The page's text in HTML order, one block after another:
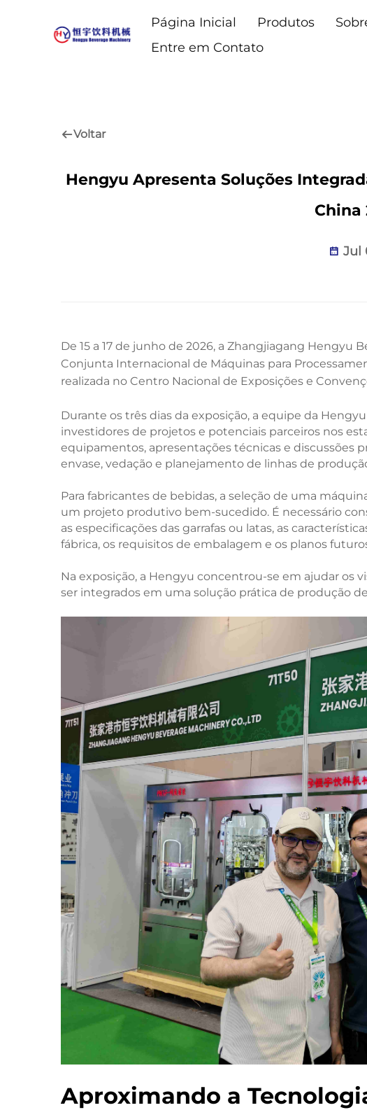
Página Inicial Produtos
Entre em Contato
Voltar
Hengyu Apresenta Soluções
China
Jul
De 15 a 17 de junho de 2026, a Zhangjiagang Hengyu
Conjunta Internacional de Máquinas para
realizada no Centro Nacional de Exposições e
Durante os três dias da exposição, a equipe da
investidores de projetos e potenciais parceiros nos
equipamentos, apresentações técnicas e discussões
envase, vedação e planejamento de linhas de
Para fabricantes de bebidas, a seleção de uma
um projeto produtivo bem-sucedido. É necessário
as especificações das garrafas ou latas, as
fábrica, os requisitos de embalagem e os planos
Na exposição, a Hengyu concentrou-se em ajudar os
ser integrados em uma solução prática de produção
Aproximando a